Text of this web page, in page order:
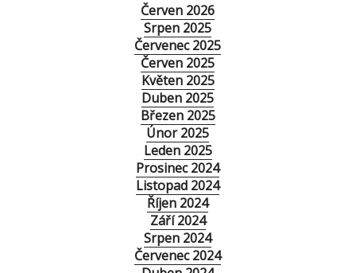
Červen 2026
Srpen 2025
Červenec 2025
Červen 2025
Květen 2025
Duben 2025
Březen 2025
Únor 2025
Leden 2025
Prosinec 2024
Listopad 2024
Říjen 2024
Září 2024
Srpen 2024
Červenec 2024